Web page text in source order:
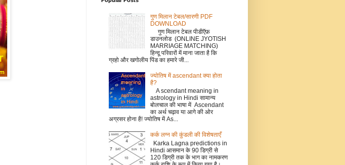
गुण मिलान टेबल/सारणी PDF
DOWNLOAD
गुण मिलान टेबल पीडीऍफ़
डाउनलोड (ONLINE JYOTISH
MARRIAGE MATCHING)
हिन्दू परिवारों में माना जाता है कि
ग्रहो और खगोलीय पिंड का हमारे जी...
ज्योतिष में ascendant क्या होता
है?
A scendant meaning in
astrology in Hindi सामान्य
बोलचाल की भाषा में Ascendant
का अर्थ चढ़ाव या आगे की ओर
अग्रसर होना है! ज्योतिष में As...
कर्क लग्‍न की कुंडली की विशेषताएँ
Karka Lagna predictions in
Hindi आसमान के 90 डिग्री से
120 डिग्री तक के भाग का नामकरण